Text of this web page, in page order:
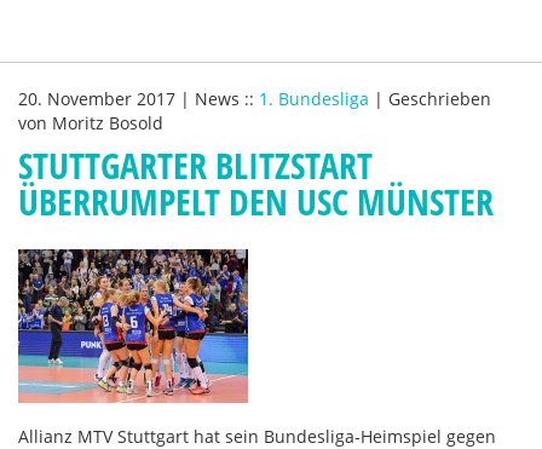
20. November 2017 | News :: 1. Bundesliga | Geschrieben
von Moritz Bosold
STUTTGARTER BLITZSTART
ÜBERRUMPELT DEN USC MÜNSTER
Allianz MTV Stuttgart hat sein Bundesliga-Heimspiel gegen